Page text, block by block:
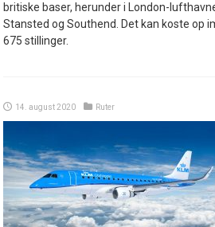
britiske baser, herunder i London-
Stansted og Southend. Det kan koste op
675 stillinger.
14. august 2020 Ruter